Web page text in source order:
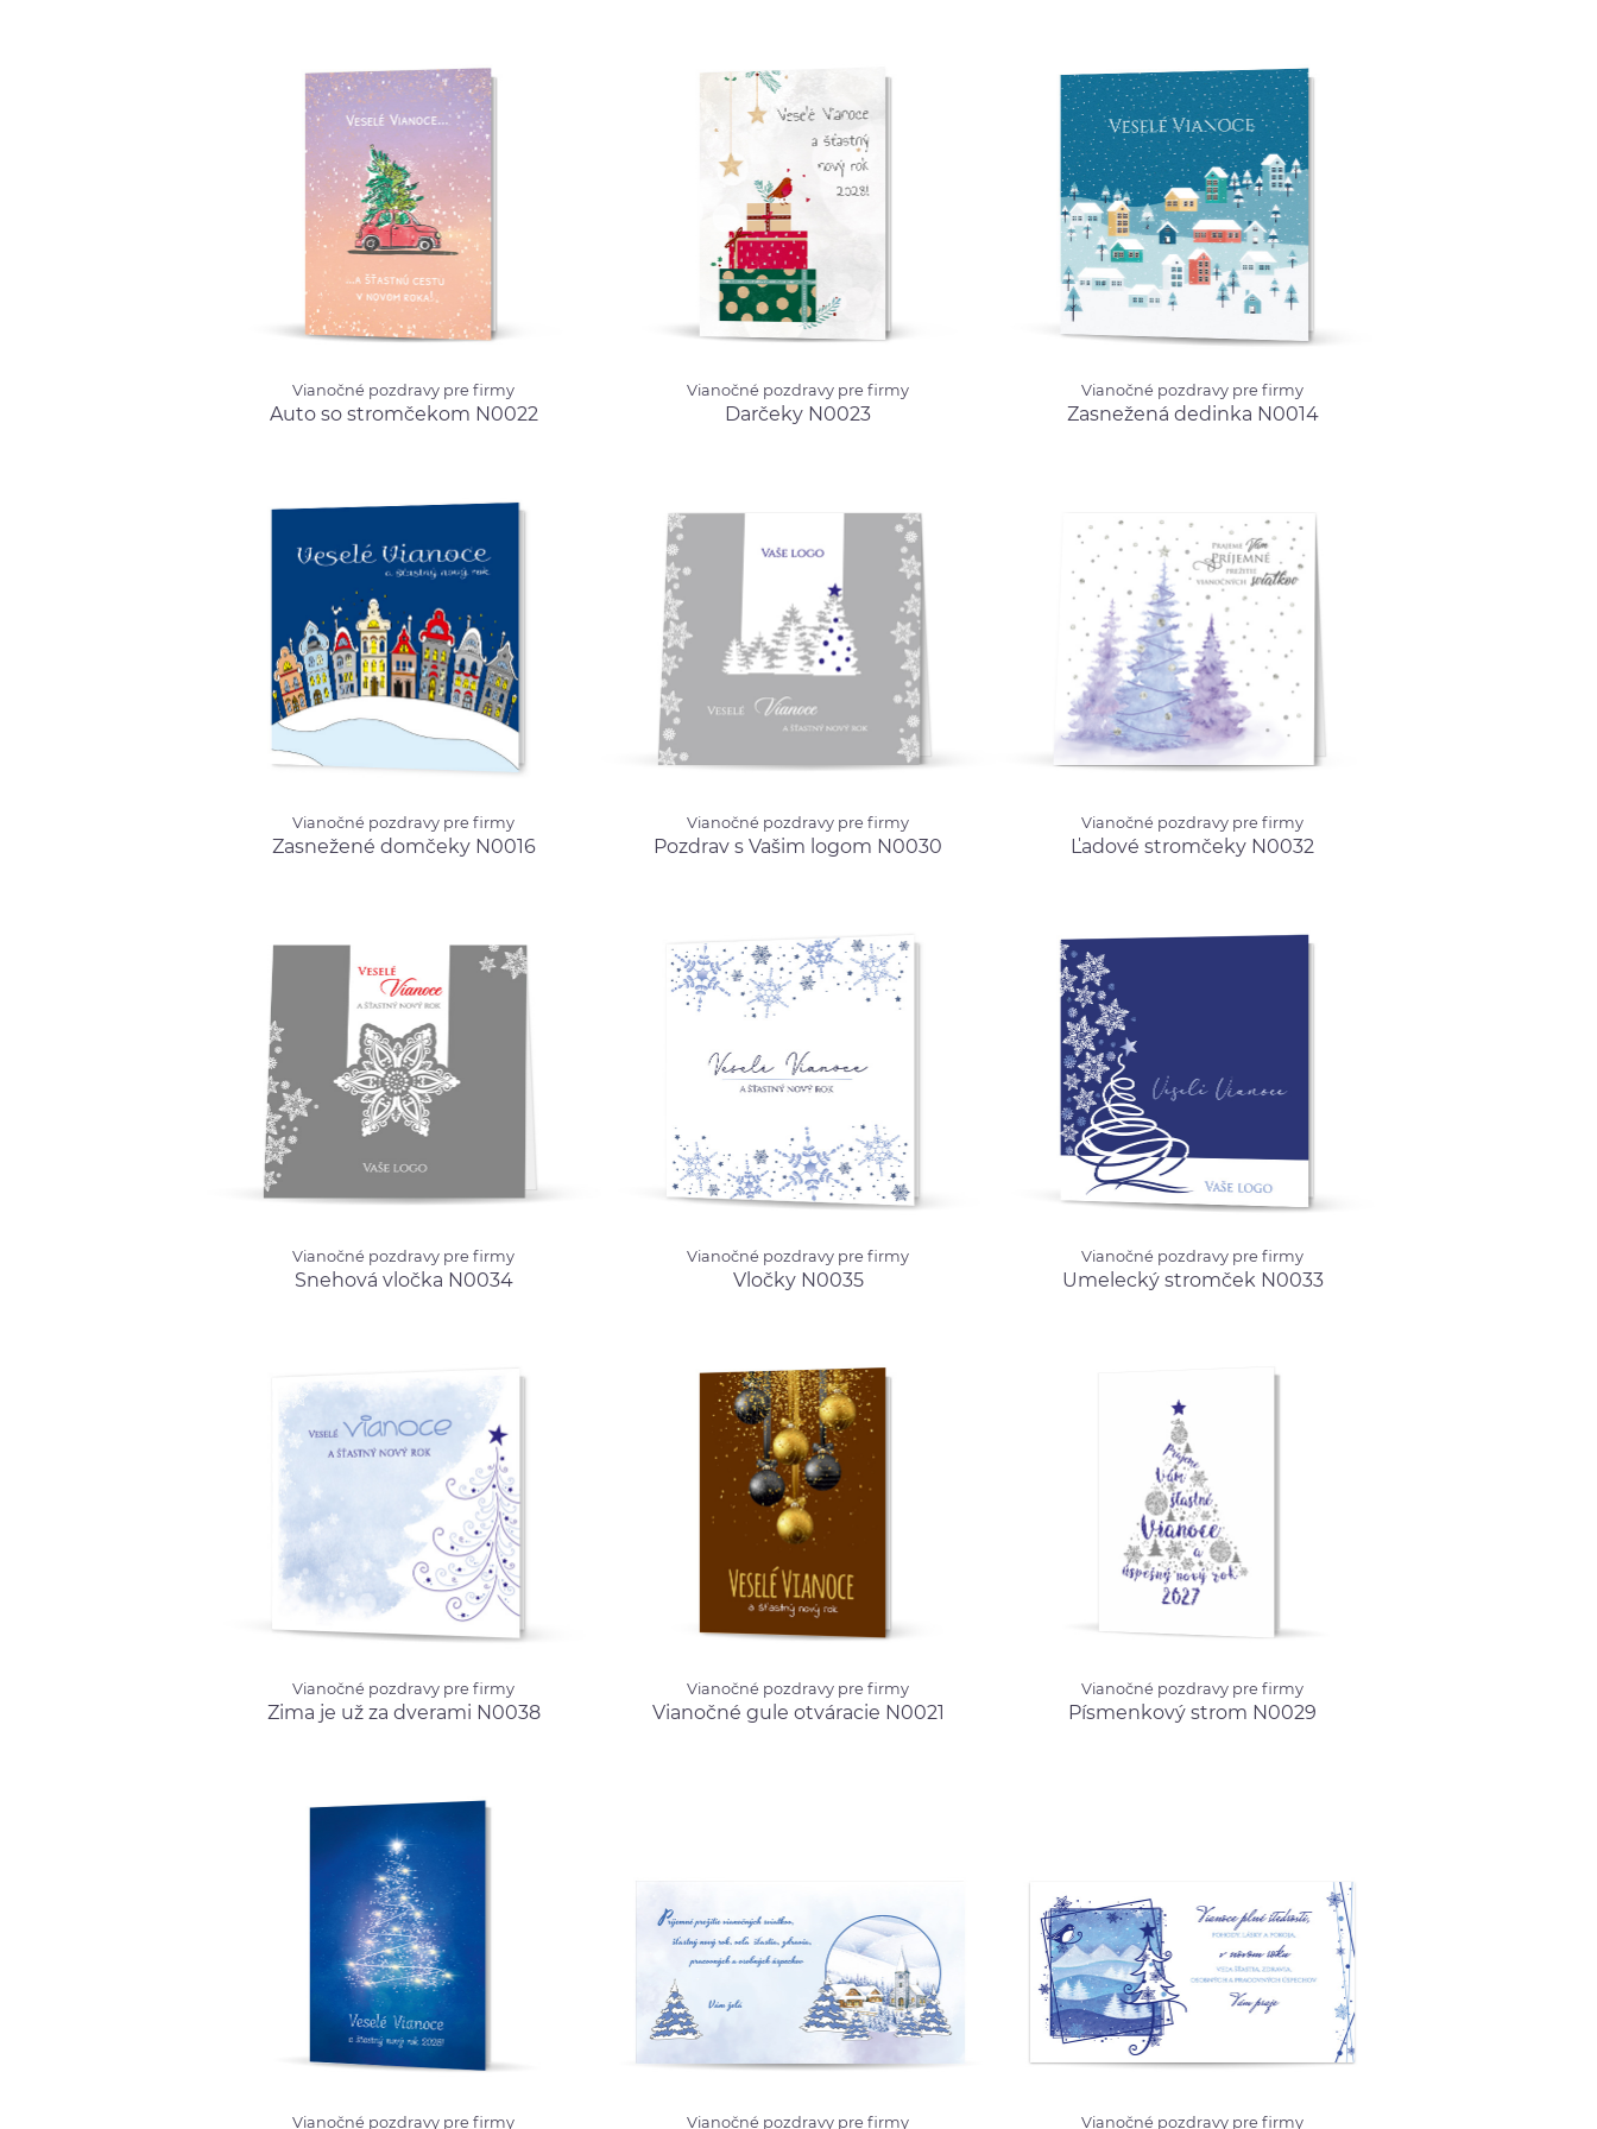
Vianočné pozdravy pre firmy
Auto so stromčekom
Vianočné pozdravy pre firmy
Auto so stromčekom N0022
Vianočné pozdravy pre firmy
Darčeky N0023
Vianočné pozdravy pre firmy
Darčeky N0023
Vianočné pozdravy pre firmy
Zasnežená dedinka
Vianočné pozdravy pre firmy
Zasnežená dedinka N0014
Vianočné pozdravy pre firmy
Zasnežené domčeky
Vianočné pozdravy pre firmy
Zasnežené domčeky N0016
Vianočné pozdravy pre firmy
Pozdrav s Vašim logom
Vianočné pozdravy pre firmy
Pozdrav s Vašim logom N0030
Vianočné pozdravy pre firmy
Ľadové stromčeky N0032 od 0.99 €
Vianočné pozdravy pre firmy
Ľadové stromčeky N0032
Vianočné pozdravy pre firmy
Snehová vločka N0034 od 0.99 €
Vianočné pozdravy pre firmy
Snehová vločka N0034
Vianočné pozdravy pre firmy
Vločky N0035
Vianočné pozdravy pre firmy
Vločky N0035
Vianočné pozdravy pre firmy
Umelecký stromček
Vianočné pozdravy pre firmy
Umelecký stromček N0033
Vianočné pozdravy pre firmy
Zima je už za dverami
Vianočné pozdravy pre firmy
Zima je už za dverami N0038
Vianočné pozdravy pre firmy
Vianočné gule otváracie
Vianočné pozdravy pre firmy
Vianočné gule otváracie N0021
Vianočné pozdravy pre firmy
Písmenkový strom N0029 od 0.99 €
Vianočné pozdravy pre firmy
Písmenkový strom N0029
Vianočné pozdravy pre firmy
Vianočné pozdravy pre firmy Vianočné pozdravy pre firmy
Vianočné pozdravy pre firmy Vianočné pozdravy pre firmy
Vianočné pozdravy pre firmy